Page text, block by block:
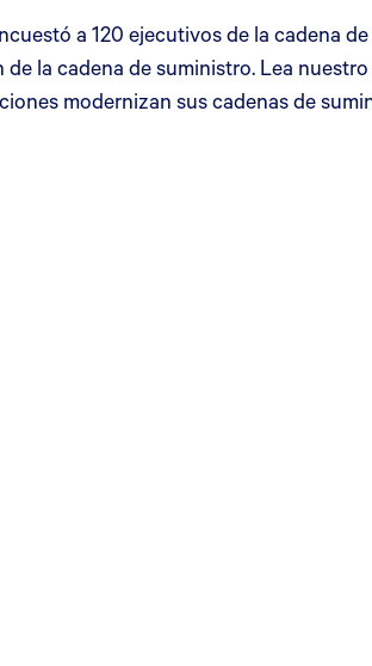
a 120 ejecutivos de la cadena
la cadena de suministro. Lea
modernizan sus cadenas de